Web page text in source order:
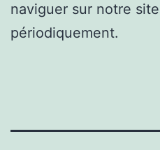
naviguer sur notre
périodiquement.